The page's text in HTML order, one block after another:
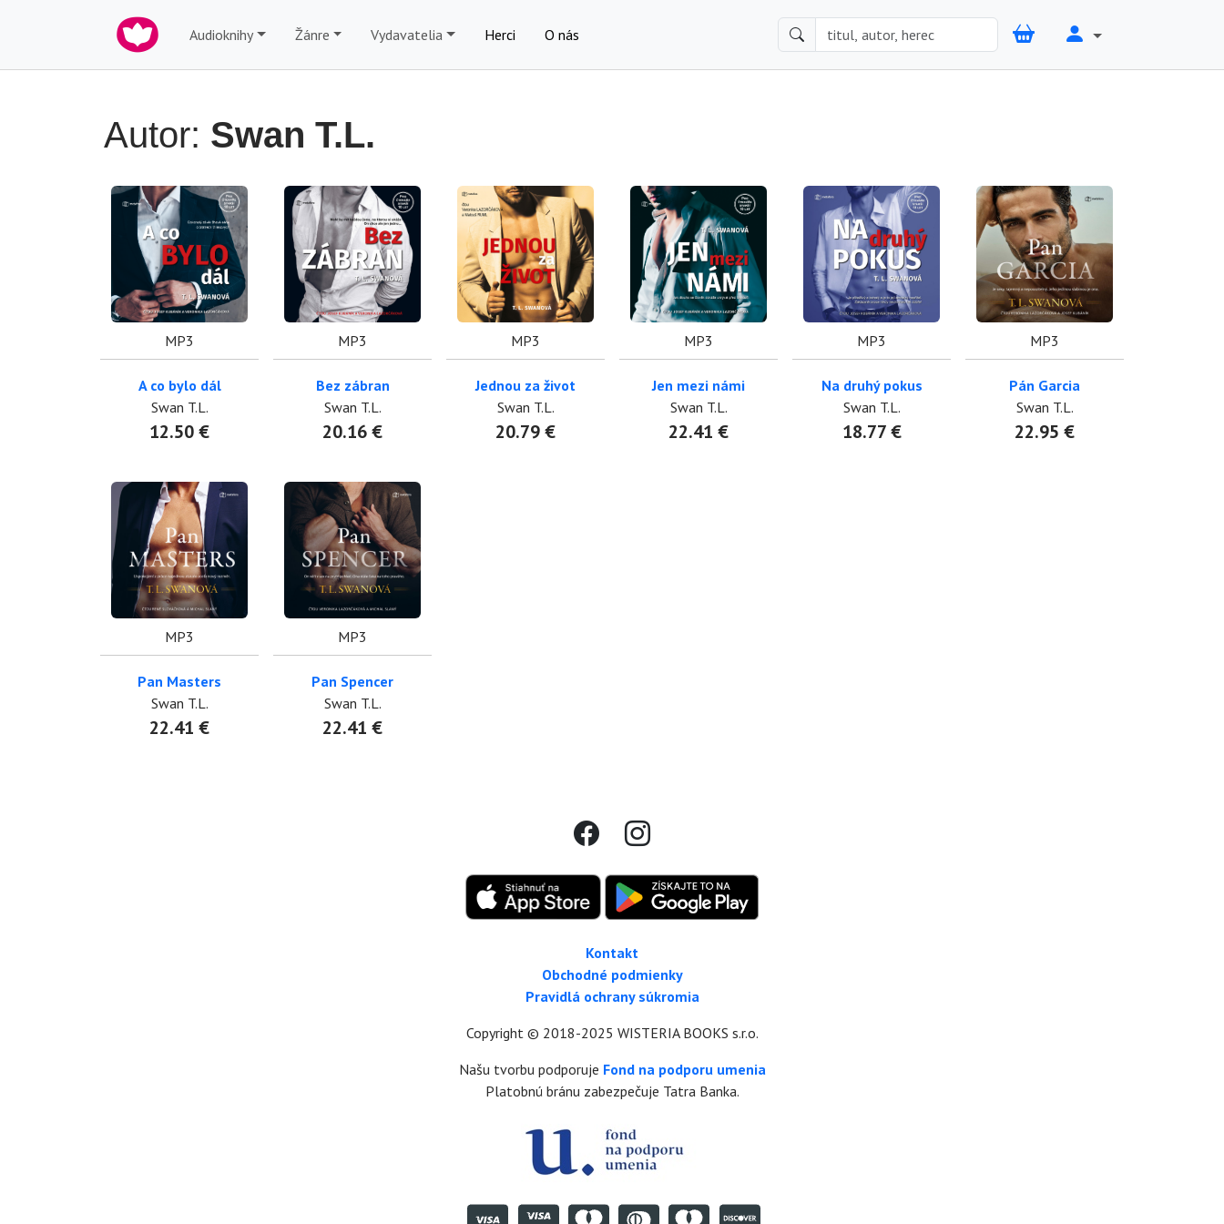
Audioknihy Žánre Vydavatelia Herci O nás
Autor: Swan T.L.
MP3
A co bylo dál
Swan T.L.
12.50 €
MP3
Bez zábran
Swan T.L.
20.16 €
MP3
Jednou za život
Swan T.L.
20.79 €
MP3
Jen mezi námi
Swan T.L.
22.41 €
MP3
Na druhý pokus
Swan T.L.
18.77 €
MP3
Pán Garcia
Swan T.L.
22.95 €
MP3
Pan Masters
Swan T.L.
22.41 €
MP3
Pan Spencer
Swan T.L.
22.41 €
Kontakt
Obchodné podmienky
Pravidlá ochrany súkromia
Copyright © 2018-2025 WISTERIA BOOKS s.r.o.
Našu tvorbu podporuje Fond na podporu umenia
Platobnú bránu zabezpečuje Tatra Banka.